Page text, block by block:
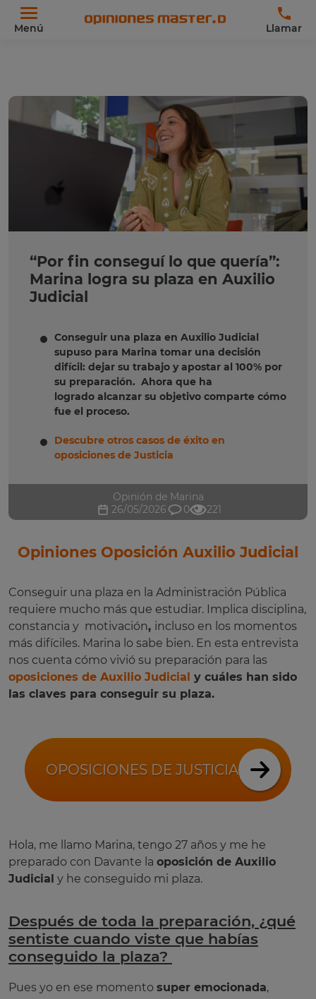
Menú Llamar
“Por fin conseguí lo que quería”:
Marina logra su plaza en Auxilio
Judicial
Conseguir una plaza en Auxilio Judicial
supuso para Marina tomar una decisión
difícil: dejar su trabajo y apostar al 100% por
su preparación. Ahora que ha
logrado alcanzar su objetivo comparte cómo
fue el proceso.
Descubre otros casos de éxito en
oposiciones de Justicia
Opinión de Marina
26/05/2026
0 221
Opiniones Oposición Auxilio Judicial
Conseguir una plaza en la Administración Pública
requiere mucho más que estudiar. Implica disciplina,
constancia y motivación, incluso en los momentos
más difíciles. Marina lo sabe bien. En esta entrevista
nos cuenta cómo vivió su preparación para las
oposiciones de Auxilio Judicial y cuáles han sido
las claves para conseguir su plaza.
OPOSICIONES DE JUSTICIA
Hola, me llamo Marina, tengo 27 años y me he
preparado con Davante la oposición de Auxilio
Judicial y he conseguido mi plaza.
Después de toda la preparación, ¿qué
sentiste cuando viste que habías
conseguido la plaza?
Pues yo en ese momento super emocionada,